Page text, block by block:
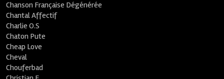
Chanson Française Dégénérée
Chantal Affectif
Charlie O.S
Chaton Pute
Cheap Love
Cheval
Chouferbad